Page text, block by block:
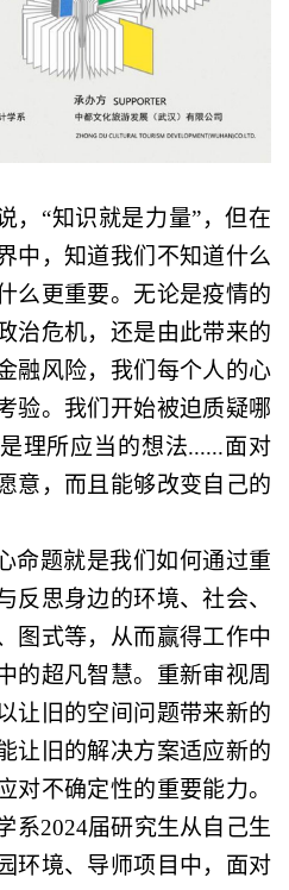
，“知识就是力量”，但在
中，知道我们不知道什么
么更重要。无论是疫情的
治危机，还是由此带来的
融风险，我们每个人的心
验。我们开始被迫质疑哪
理所应当的想法......面对
意，而且能够改变自己的
命题就是我们如何通过重
反思身边的环境、社会、
图式等，从而赢得工作中
的超凡智慧。重新审视周
让旧的空间问题带来新的
让旧的解决方案适应新的
对不确定性的重要能力。
系2024届研究生从自己生
环境、导师项目中，面对